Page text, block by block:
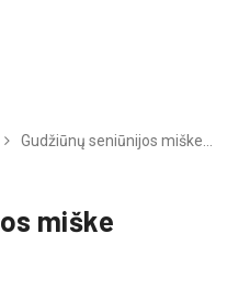
Gudžiūnų seniūnijos miške…
miške